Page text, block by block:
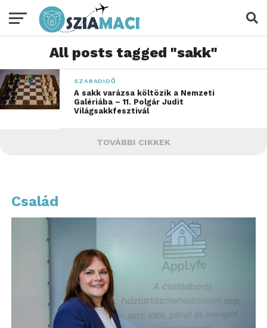
All posts tagged "sakk"
SZABADIDŐ
A sakk varázsa költözik a Nemzeti
Galériába – 11. Polgár Judit
Világsakkfesztivál
TOVÁBBI CIKKEK
Család